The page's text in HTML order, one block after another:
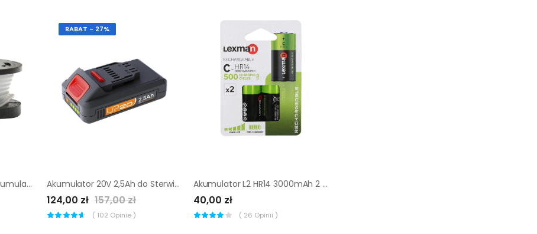
Szpula do podkaszarki akumulatorowej Sterwins 20V GT2-28.1
RABAT - 27%
Akumulator 20V 2,5Ah do Sterwin UP Dexter Lexman
124,00 zł 157,00 zł
( 102 Opinie )
Akumulator L2 HR14 3000mAh 2 szt. LEXMAN
40,00 zł
( 26 Opinii )